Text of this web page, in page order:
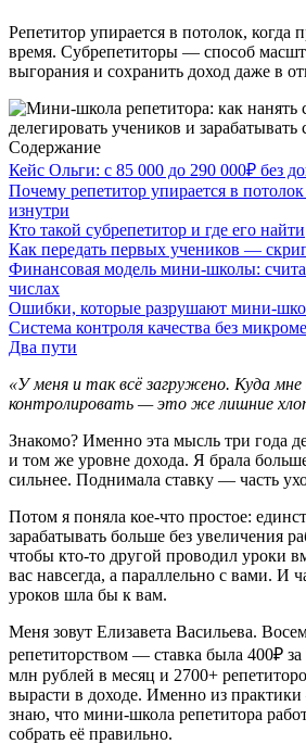
Репетитор упирается в потолок, когда
время. Субрепетиторы — способ
выгорания и сохранить доход даже в
Содержание
Кейс Ольги: с 85 000 до 290 000₽ без
Почему репетитор упирается в
изнутри
Кто такой субрепетитор и где его найти
Как передать первых учеников —
Финансовая модель мини-школы:
числах
Ошибки, которые разрушают мини-
Система контроля качества без
Два пути
«У меня и так всё загружено. Куда
контролировать — это же лишние
Знакомо? Именно эта мысль три года
и том же уровне дохода. Я брала
сильнее. Поднимала ставку — часть
Потом я поняла кое-что простое:
зарабатывать больше без увеличения
чтобы кто-то другой проводил уроки
вас навсегда, а параллельно с вами. И
уроков шла бы к вам.
Меня зовут Елизавета Васильева.
репетиторством — ставка была 400₽
млн рублей в месяц и 2700+
вырасти в доходе. Именно из
знаю, что мини-школа репетитора
собрать её правильно.